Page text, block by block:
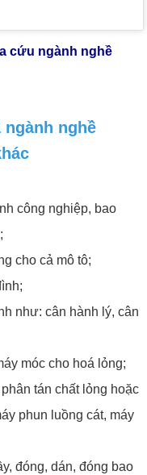
cứu ngành nghề
ngành nghề
công nghiệp, bao
cho cả mô tô;
như: cân hành lý, cân
móc cho hoá lỏng;
tán chất lỏng hoặc
phun luồng cát, máy
đóng, dán, đóng bao